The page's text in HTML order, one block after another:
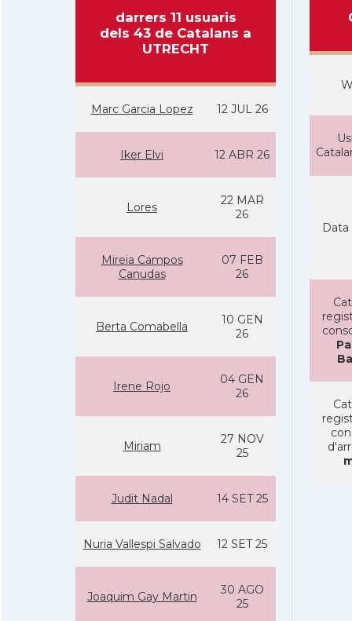
darrers 11 usuaris
dels 43 de Catalans a
UTRECHT
Marc Garcia Lopez 12 JUL 26
Iker Elvi 12 ABR 26
Lores
22 MAR
26
Mireia Campos
Canudas
07 FEB
26
Berta Comabella
10 GEN
26
Irene Rojo
04 GEN
26
Miriam
27 NOV
25
Judit Nadal 14 SET 25
Nuria Vallespi Salvado 12 SET 25
Joaquim Gay Martin
30 AGO
25
Data